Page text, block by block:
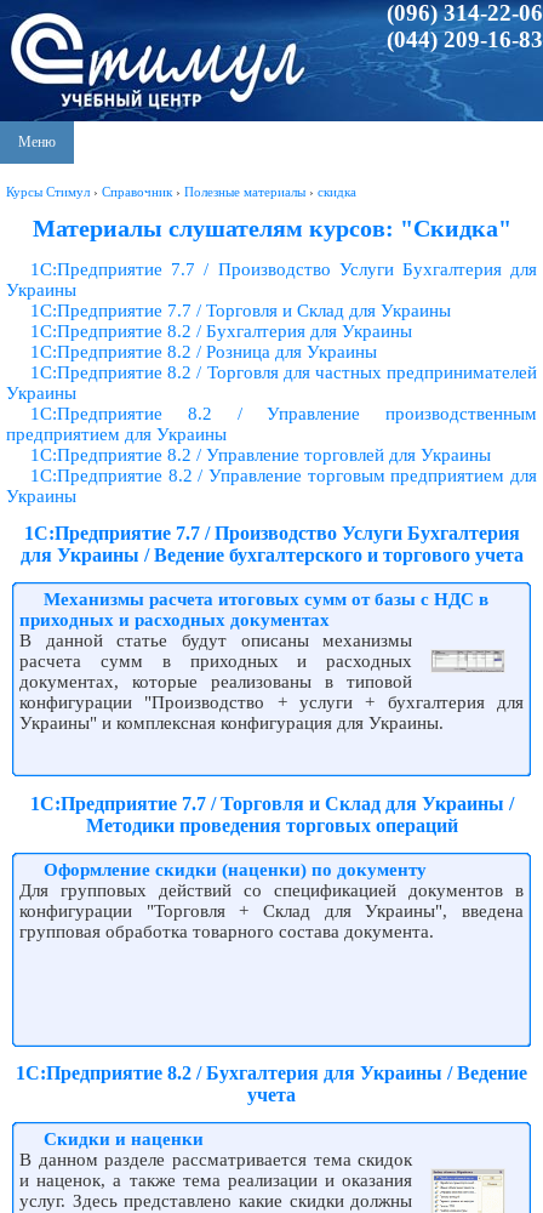
(096) 314-22-06
(044) 209-16-83
Меню
Курсы Стимул › Справочник › Полезные материалы › скидка
Материалы слушателям курсов: "Скидка"
1С:Предприятие 7.7 / Производство Услуги Бухгалтерия для
Украины
1С:Предприятие 7.7 / Торговля и Склад для Украины
1С:Предприятие 8.2 / Бухгалтерия для Украины
1С:Предприятие 8.2 / Розница для Украины
1С:Предприятие 8.2 / Торговля для частных предпринимателей
Украины
1С:Предприятие 8.2 / Управление производственным
предприятием для Украины
1С:Предприятие 8.2 / Управление торговлей для Украины
1С:Предприятие 8.2 / Управление торговым предприятием для
Украины
1С:Предприятие 7.7 / Производство Услуги Бухгалтерия
для Украины / Ведение бухгалтерского и торгового учета
Механизмы расчета итоговых сумм от базы с НДС в
приходных и расходных документах
В данной статье будут описаны механизмы
расчета сумм в приходных и расходных
документах, которые реализованы в типовой
конфигурации "Производство + услуги + бухгалтерия для
Украины" и комплексная конфигурация для Украины.
1С:Предприятие 7.7 / Торговля и Склад для Украины /
Методики проведения торговых операций
Оформление скидки (наценки) по документу
Для групповых действий со спецификацией документов в
конфигурации "Торговля + Склад для Украины", введена
групповая обработка товарного состава документа.
1С:Предприятие 8.2 / Бухгалтерия для Украины / Ведение
учета
Скидки и наценки
В данном разделе рассматривается тема скидок
и наценок, а также тема реализации и оказания
услуг. Здесь представлено какие скидки должны